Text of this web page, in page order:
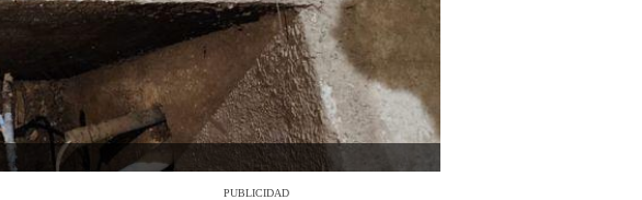
PUBLICIDAD